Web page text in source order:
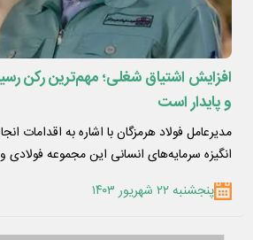
افزایش اشتیاق شغلی؛ مهم‌ترین رکن
و پایدار است
مدیرعامل فولاد هرمزگان با اشاره به اقدامات
انگیزه سرمایه‌های انسانی این مجموعه فولادی
پنجشنبه ۲۲ شهریور ۱۴۰۳